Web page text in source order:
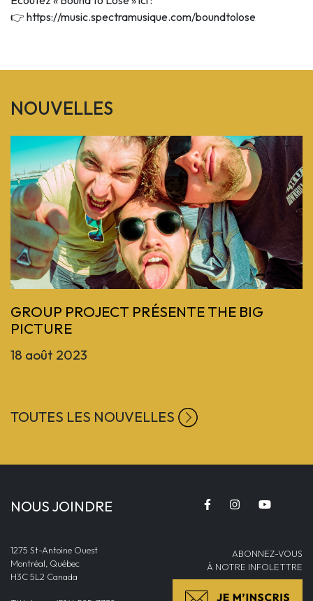
👉 https://music.spectramusique.com/boundtolose
NOUVELLES
GROUP PROJECT PRÉSENTE THE BIG
PICTURE
18 août 2023
Previous
TOUTES LES NOUVELLES
NOUS JOINDRE
1275 St-Antoine Ouest
Montréal, Québec
H3C 5L2 Canada
ABONNEZ-VOUS
À NOTRE INFOLETTRE